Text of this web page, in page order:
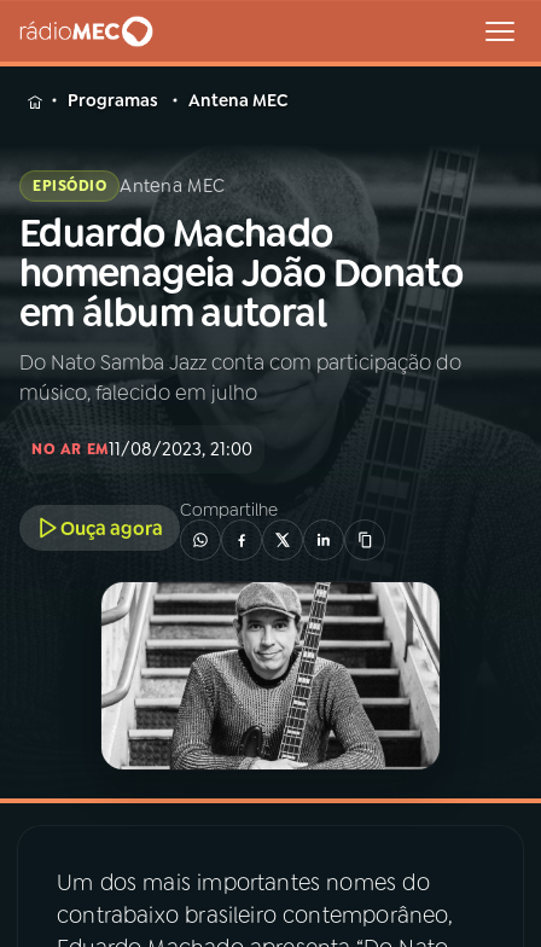
MENU
Buscar
na
Rádio
MEC
Buscar
Início AO VIVO
INÍCIO
A RÁDIO
PROGRAMAÇÃO
PROGRAMAS
PODCASTS
07ÚLTIMAS
Programas Antena MEC
EPISÓDIO Antena MEC
Eduardo Machado
homenageia João Donato
em álbum autoral
Do Nato Samba Jazz conta com participação do
músico, falecido em julho
NO AR EM11/08/2023, 21:00
Ouça agora
Compartilhe
Um dos mais importantes nomes do
contrabaixo brasileiro contemporâneo,